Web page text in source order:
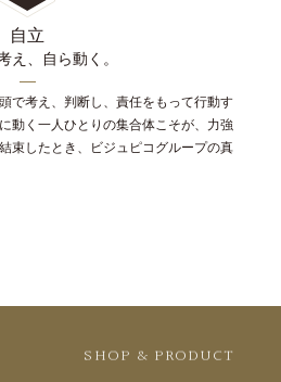
自立
、自ら動く。
で考え、判断し、責任をもって行動す
動く一人ひとりの集合体こそが、力強
束したとき、ビジュピコグループの真
SHOP & PRODUCT